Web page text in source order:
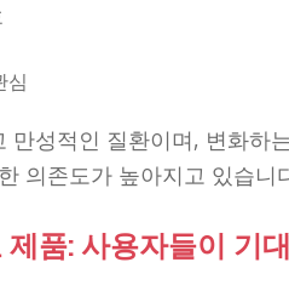
심
만성적인 질환이며, 변화하
의존도가 높아지고 있습니
품: 사용자들이 기